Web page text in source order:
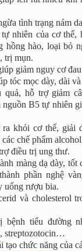
tình trạng nám
nhiên của cơ thể,
hồng hào, loại bỏ
trị mụn.
giảm nguy cơ
tóc mọc dày, dài
hỗ trợ giảm
B5 tự nhiên
khỏi cơ thể, giải
chế phẩm
điều trị ung thư.
màng dạ dày, tốt
phần nghệ
uống rượu bia.
và cholesterol
tiểu đường
streptozotocin…
tạo chức năng của